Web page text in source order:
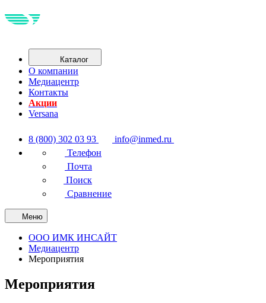
Каталог
О компании
Медиацентр
Контакты
Акции
Versana
8 (800) 302 03 93
info@inmed.ru
Телефон
Почта
Поиск
Сравнение
Меню
ООО ИМК ИНСАЙТ
Медиацентр
Мероприятия
Мероприятия